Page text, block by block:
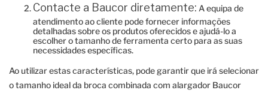
Contacte a Baucor diretamente: A equipa de
atendimento ao cliente pode fornecer informações
detalhadas sobre os produtos oferecidos e ajudá-lo a
escolher o tamanho de ferramenta certo para as suas
necessidades específicas.
Ao utilizar estas características, pode garantir que irá selecionar
o tamanho ideal da broca combinada com alargador Baucor